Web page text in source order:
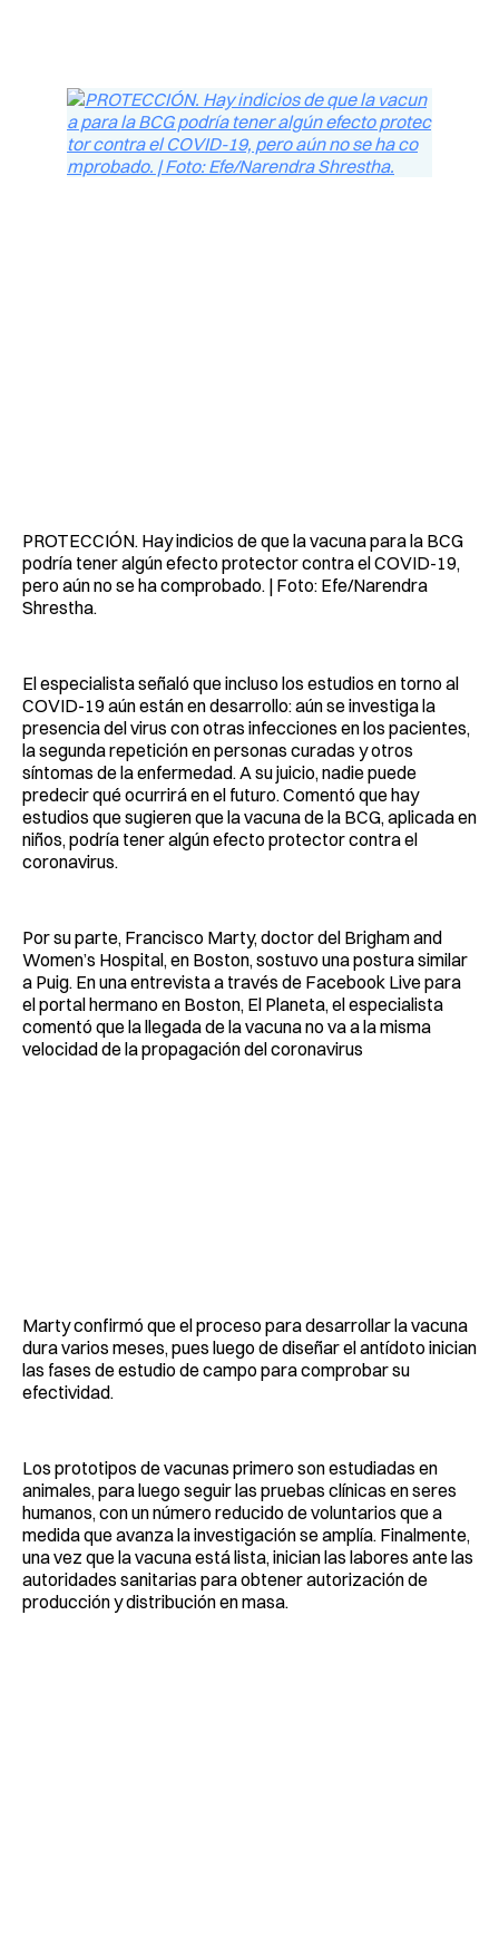
PROTECCIÓN. Hay indicios de que la vacuna para la BCG
podría tener algún efecto protector contra el COVID-19,
pero aún no se ha comprobado. | Foto: Efe/Narendra
Shrestha.
El especialista señaló que incluso los estudios en torno al
COVID-19 aún están en desarrollo: aún se investiga la
presencia del virus con otras infecciones en los pacientes,
la segunda repetición en personas curadas y otros
síntomas de la enfermedad. A su juicio, nadie puede
predecir qué ocurrirá en el futuro. Comentó que hay
estudios que sugieren que la vacuna de la BCG, aplicada en
niños, podría tener algún efecto protector contra el
coronavirus.
Por su parte, Francisco Marty, doctor del Brigham and
Women’s Hospital, en Boston, sostuvo una postura similar
a Puig. En una entrevista a través de Facebook Live para
el portal hermano en Boston, El Planeta, el especialista
comentó que la llegada de la vacuna no va a la misma
velocidad de la propagación del coronavirus
Marty confirmó que el proceso para desarrollar la vacuna
dura varios meses, pues luego de diseñar el antídoto inician
las fases de estudio de campo para comprobar su
efectividad.
Los prototipos de vacunas primero son estudiadas en
animales, para luego seguir las pruebas clínicas en seres
humanos, con un número reducido de voluntarios que a
medida que avanza la investigación se amplía. Finalmente,
una vez que la vacuna está lista, inician las labores ante las
autoridades sanitarias para obtener autorización de
producción y distribución en masa.